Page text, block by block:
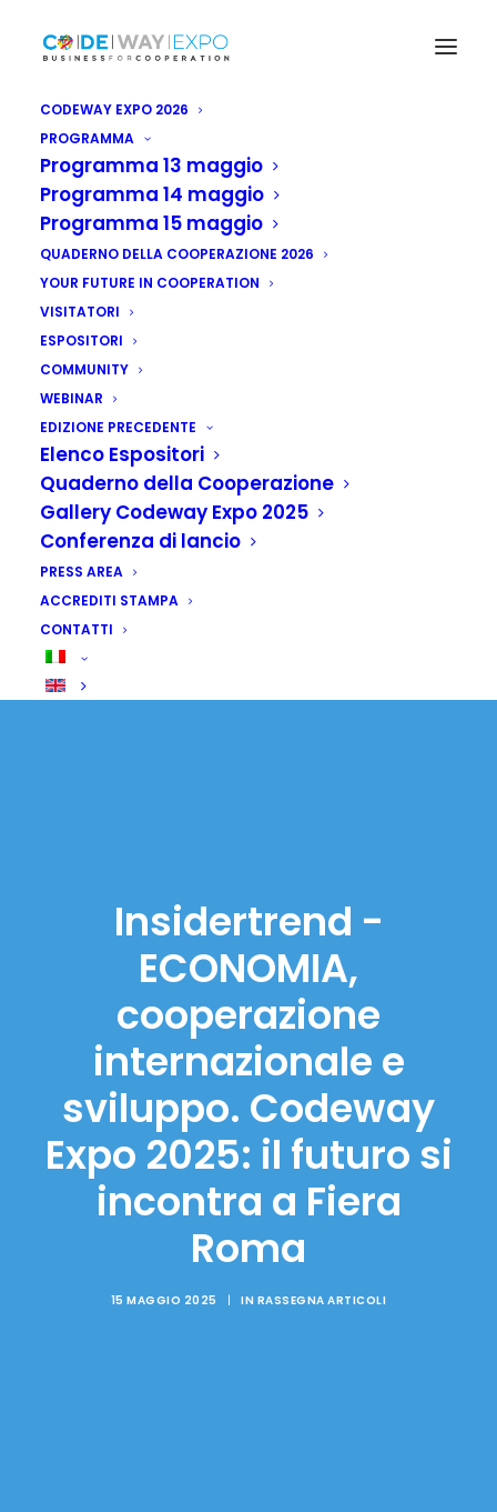
CODEWAY EXPO 2026
PROGRAMMA
Programma 13 maggio
Programma 14 maggio
Programma 15 maggio
QUADERNO DELLA COOPERAZIONE 2026
YOUR FUTURE IN COOPERATION
VISITATORI
ESPOSITORI
COMMUNITY
WEBINAR
EDIZIONE PRECEDENTE
Elenco Espositori
Quaderno della Cooperazione
Gallery Codeway Expo 2025
Conferenza di lancio
PRESS AREA
ACCREDITI STAMPA
CONTATTI
Insidertrend -
ECONOMIA,
cooperazione
internazionale e
sviluppo. Codeway
Expo 2025: il futuro si
incontra a Fiera
Roma
15 MAGGIO 2025 | IN RASSEGNA ARTICOLI